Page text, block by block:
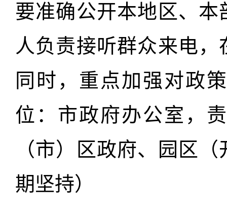
要准确公开本地区、
人负责接听群众来电
同时，重点加强对政
位：市政府办公室，
（市）区政府、园区
期坚持）